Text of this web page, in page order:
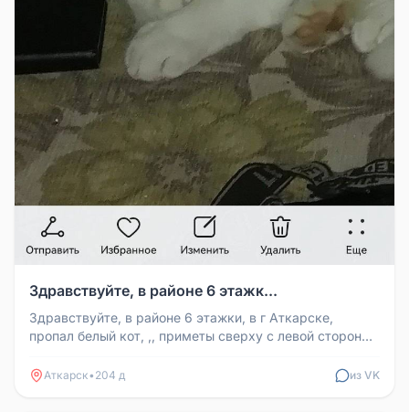
Здравствуйте, в районе 6 этажк...
Здравствуйте, в районе 6 этажки, в г Аткарске,
пропал белый кот, ,, приметы сверху с левой стороны
Аткарск• 204 д из VK